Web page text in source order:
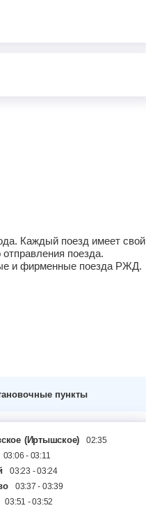
Каждый поезд имеет свой
поезда.
и фирменные поезда РЖД.
пункты
(Иртышское) 02:35
03:06 - 03:11
03:23 - 03:24
03:37 - 03:39
03:51 - 03:52